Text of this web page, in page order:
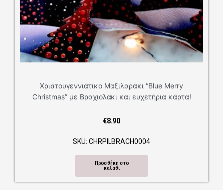
“Blue Merry
και ευχετήρια κάρτα!